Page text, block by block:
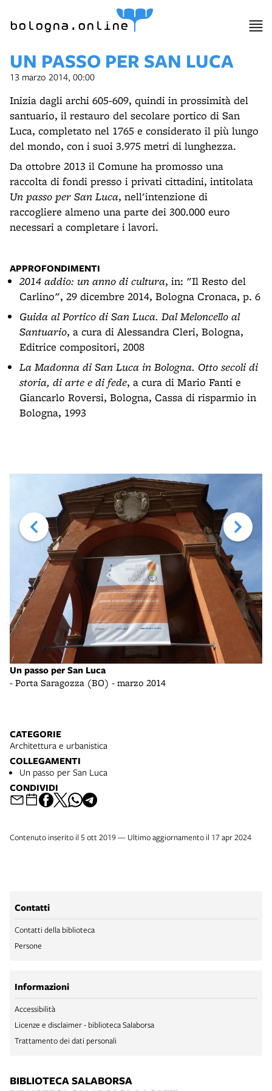
bologna.online
UN PASSO PER SAN LUCA
13 marzo 2014, 00:00
Inizia dagli archi 605-609, quindi in prossimità del
santuario, il restauro del secolare portico di San
Luca, completato nel 1765 e considerato il più lungo
del mondo, con i suoi 3.975 metri di lunghezza.
Da ottobre 2013 il Comune ha promosso una
raccolta di fondi presso i privati cittadini, intitolata
Un passo per San Luca, nell'intenzione di
raccogliere almeno una parte dei 300.000 euro
necessari a completare i lavori.
APPROFONDIMENTI
2014 addio: un anno di cultura, in: "Il Resto del
Carlino", 29 dicembre 2014, Bologna Cronaca, p. 6
Guida al Portico di San Luca. Dal Meloncello al
Santuario, a cura di Alessandra Cleri, Bologna,
Editrice compositori, 2008
La Madonna di San Luca in Bologna. Otto secoli di
storia, di arte e di fede, a cura di Mario Fanti e
Giancarlo Roversi, Bologna, Cassa di risparmio in
Bologna, 1993
Un passo per San Luca
- Porta Saragozza (BO) - marzo 2014
CATEGORIE
Architettura e urbanistica
COLLEGAMENTI
Un passo per San Luca
CONDIVIDI
Contenuto inserito il 5 ott 2019 — Ultimo aggiornamento il 17 apr 2024
Contatti
Contatti della biblioteca
Persone
Informazioni
Accessibilità
Licenze e disclaimer - biblioteca Salaborsa
Trattamento dei dati personali
BIBLIOTECA SALABORSA